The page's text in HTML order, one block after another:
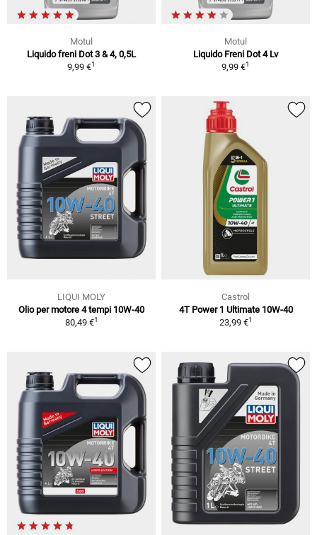
Motul
Liquido freni Dot 3 & 4, 0,5L
9,99 €1
Motul
Liquido Freni Dot 4 Lv
9,99 €1
LIQUI MOLY
Olio per motore 4 tempi 10W-40
80,49 €1
Castrol
4T Power 1 Ultimate 10W-40
23,99 €1